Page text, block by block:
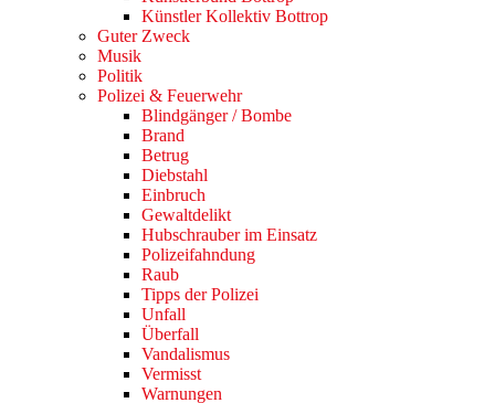
Künstler Kollektiv Bottrop
Guter Zweck
Musik
Politik
Polizei & Feuerwehr
Blindgänger / Bombe
Brand
Betrug
Diebstahl
Einbruch
Gewaltdelikt
Hubschrauber im Einsatz
Polizeifahndung
Raub
Tipps der Polizei
Unfall
Überfall
Vandalismus
Vermisst
Warnungen